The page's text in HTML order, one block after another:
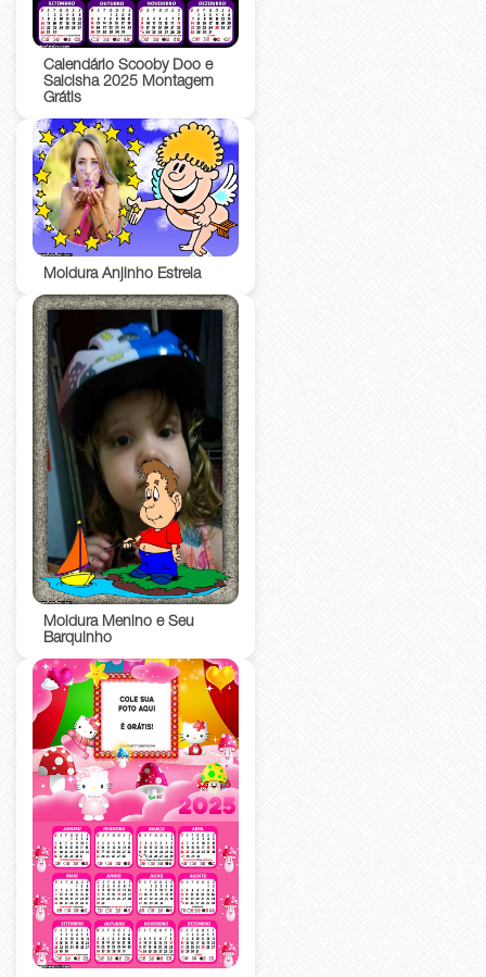
Calendário Scooby Doo e
Salcisha 2025 Montagem
Grátis
Moldura Anjinho Estrela
Moldura Menino e Seu
Barquinho